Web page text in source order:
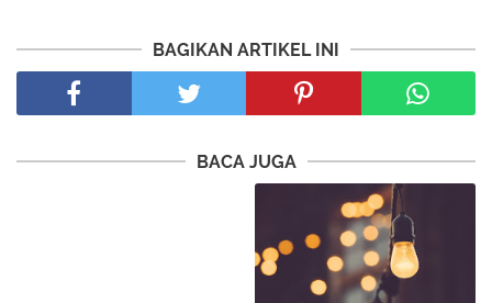
BAGIKAN ARTIKEL INI
BACA JUGA